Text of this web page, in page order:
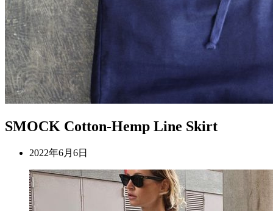
SMOCK Cotton-Hemp Line Skirt
2022年6月6日